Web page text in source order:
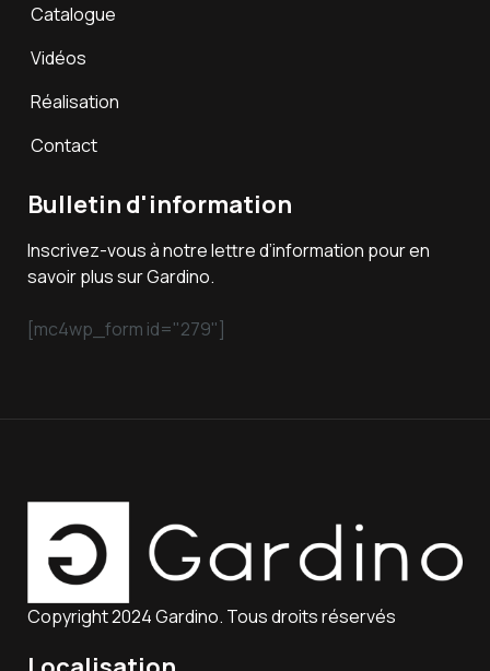
Catalogue
Vidéos
Réalisation
Contact
Bulletin d'information
Inscrivez-vous à notre lettre d’information pour en
savoir plus sur Gardino.
[mc4wp_form id="279"]
Copyright 2024 Gardino. Tous droits réservés